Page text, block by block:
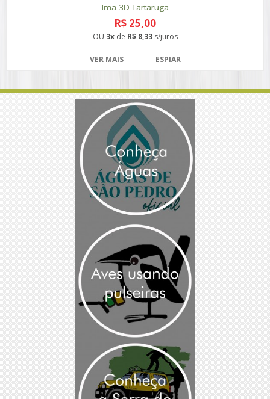
Imã 3D Tartaruga
R$ 25,00
OU 3xde R$ 8,33s/juros
VER MAIS ESPIAR